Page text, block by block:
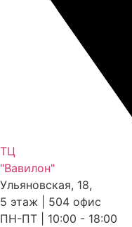
ТЦ
"Вавилон"
Ульяновская, 18,
5 этаж | 504 офис
ПН-ПТ | 10:00 - 18:00